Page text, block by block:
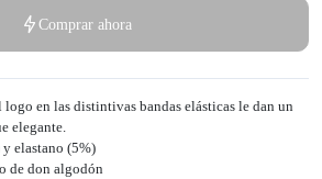
Comprar ahora
en las distintivas bandas elásticas le dan un
elegante.
elastano (5%)
de don algodón